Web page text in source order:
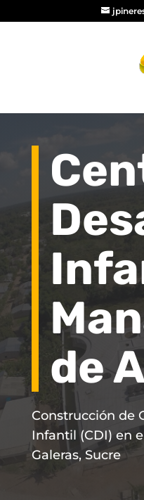
de
Construcción de
Infantil (CDI) en
Galeras, Sucre